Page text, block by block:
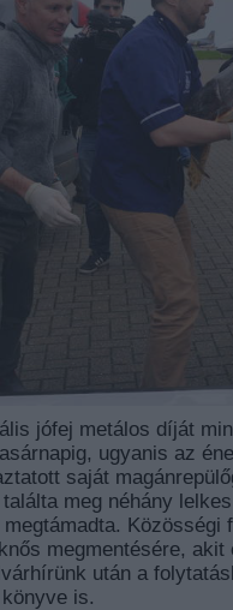
jófej metálos díját
ugyanis az
saját
meg néhány
Közösségi
megmentésére,
után a
is.